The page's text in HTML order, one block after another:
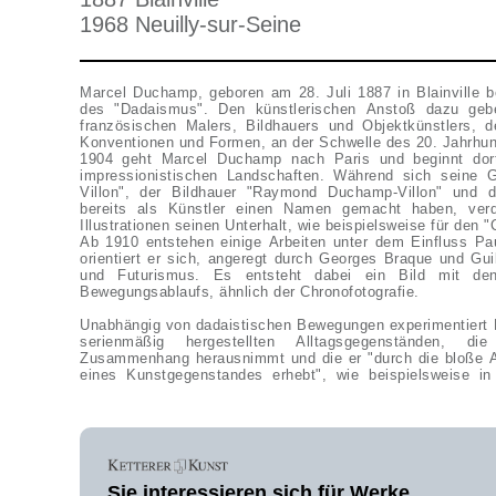
1968 Neuilly-sur-Seine
Marcel Duchamp, geboren am 28. Juli 1887 in Blainville
des "Dadaismus". Den künstlerischen Anstoß dazu
französischen Malers, Bildhauers und Objektkünstlers,
Konventionen und Formen, an der Schwelle des 20.
1904 geht Marcel Duchamp nach Paris und beginnt
impressionistischen Landschaften. Während sich seine
Villon", der Bildhauer "Raymond Duchamp-Villon" und
bereits als Künstler einen Namen gemacht haben,
Illustrationen seinen Unterhalt, wie beispielsweise für den
Ab 1910 entstehen einige Arbeiten unter dem Einfluss
orientiert er sich, angeregt durch Georges Braque und
und Futurismus. Es entsteht dabei ein Bild mit den
Bewegungsablaufs, ähnlich der Chronofotografie.
Unabhängig von dadaistischen Bewegungen
serienmäßig hergestellten Alltagsgegenständen,
Zusammenhang herausnimmt und die er "durch die bloße
eines Kunstgegenstandes erhebt", wie beispielsweise